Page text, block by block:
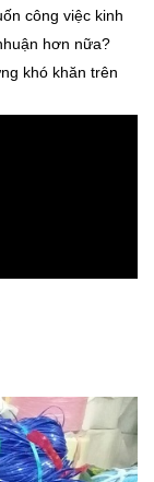
công việc kinh
hơn nữa?
khó khăn trên